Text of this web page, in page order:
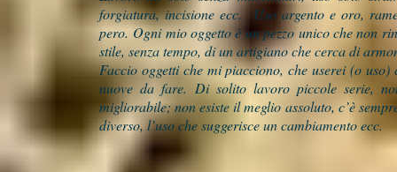
forgiatura, incisione ecc. Uso argento e oro,
pero. Ogni mio oggetto è un pezzo unico che non
stile, senza tempo, di un artigiano che cerca di
Faccio oggetti che mi piacciono, che userei (o
nuove da fare. Di solito lavoro piccole serie,
migliorabile; non esiste il meglio assoluto, c’è
diverso, l’uso che suggerisce un cambiamento ecc.